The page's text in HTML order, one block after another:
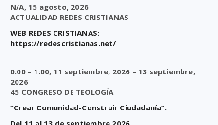
N/A, 15 agosto, 2026
ACTUALIDAD REDES CRISTIANAS
WEB REDES CRISTIANAS:
https://redescristianas.net/
0:00 – 1:00, 11 septiembre, 2026 – 13 septiembre,
2026
45 CONGRESO DE TEOLOGÍA
“Crear Comunidad-Construir Ciudadanía”.
Del 11 al 13 de septiembre 2026